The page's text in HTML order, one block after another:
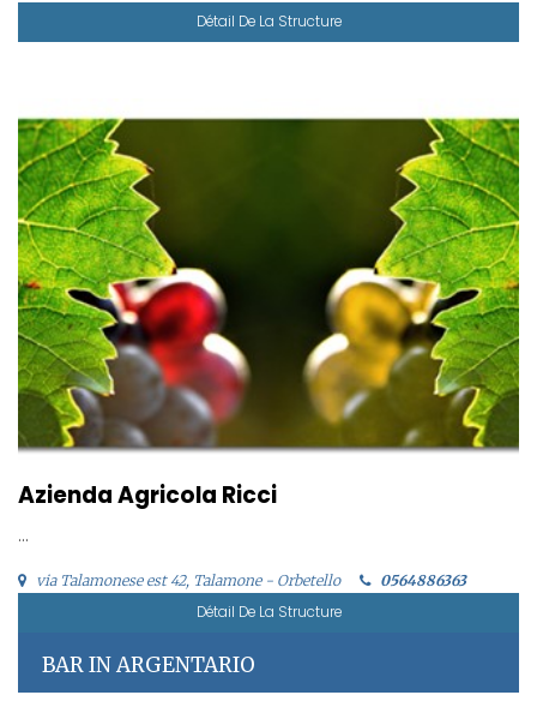
Détail De La Structure
Azienda Agricola Ricci
...
via Talamonese est 42, Talamone - Orbetello 0564886363
Détail De La Structure
BAR IN ARGENTARIO